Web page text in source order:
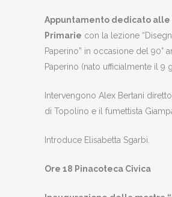
Appuntamento dedicato alle
Primarie con la lezione
Paperino” in occasione del 90°
Paperino (nato ufficialmente il 9
Intervengono Alex Bertani
di Topolino e il fumettista
Introduce Elisabetta Sgarbi.
Ore 18 Pinacoteca Civica